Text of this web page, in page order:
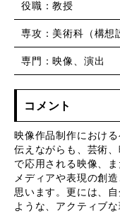
役職：教授
専攻：美術科（構想
専門：映像、演出
コメント
映像作品制作におけ
伝えながらも、芸術
で応用される映像、
メディアや表現の創
思います。更には、
ような、アクティブ